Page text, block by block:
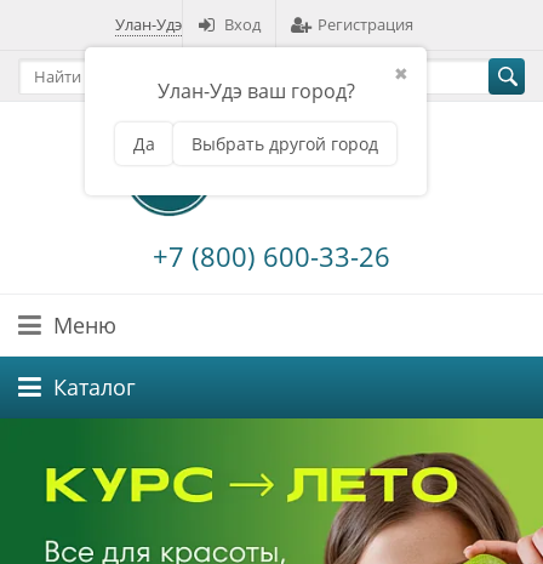
Улан-Удэ
✖
Улан-Удэ ваш город?
Да Выбрать другой город
Вход Регистрация
+7 (800) 600-33-26
Меню
Каталог